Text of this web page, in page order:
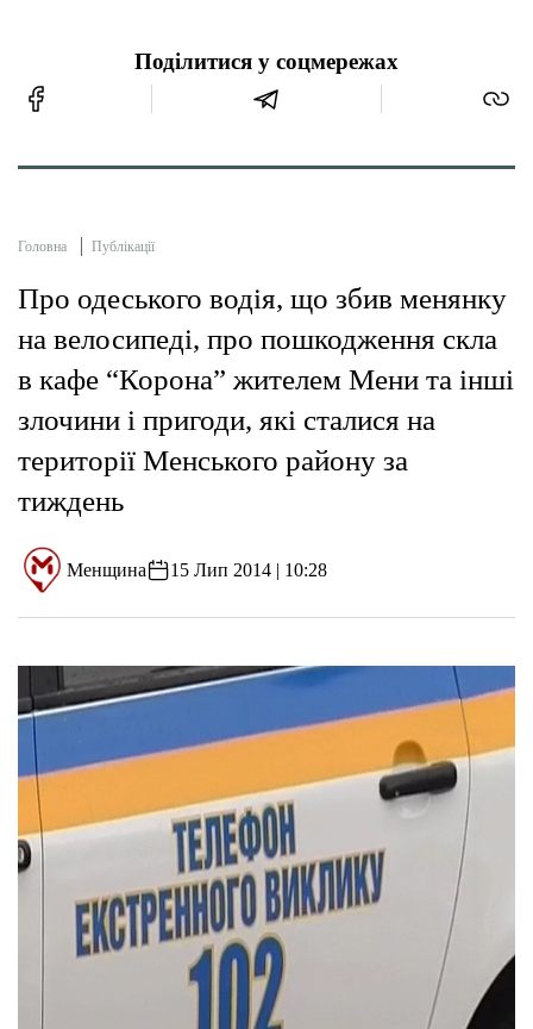
Поділитися у соцмережах
Головна Публікації
Про одеського водія, що збив менянку
на велосипеді, про пошкодження скла
в кафе “Корона” жителем Мени та інші
злочини і пригоди, які сталися на
території Менського району за
тиждень
Менщина 15 Лип 2014 | 10:28